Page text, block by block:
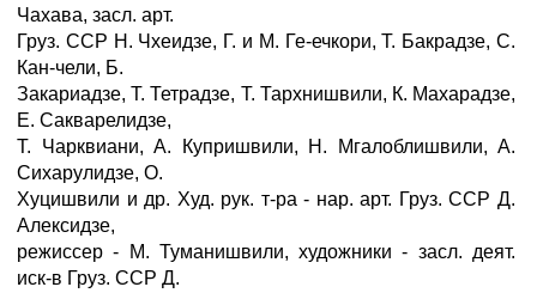
Чахава, засл. арт.
Груз. ССР Н. Чхеидзе, Г. и М. Ге-ечкори, Т. Бакрадзе, С.
Кан-чели, Б.
Закариадзе, Т. Тетрадзе, Т. Тархнишвили, К. Махарадзе,
Е. Сакварелидзе,
Т. Чарквиани, А. Купришвили, Н. Мгалоблишвили, А.
Сихарулидзе, О.
Хуцишвили и др. Худ. рук. т-ра - нар. арт. Груз. ССР Д.
Алексидзе,
режиссер - М. Туманишвили, художники - засл. деят.
иск-в Груз. ССР Д.